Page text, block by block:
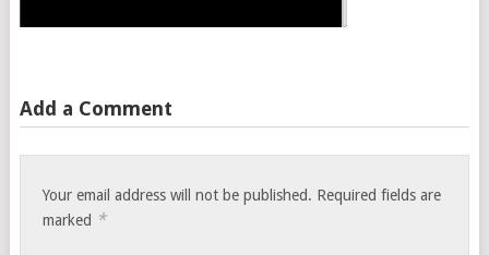
Add a Comment
Your email address will not be published. Required fields are
marked *